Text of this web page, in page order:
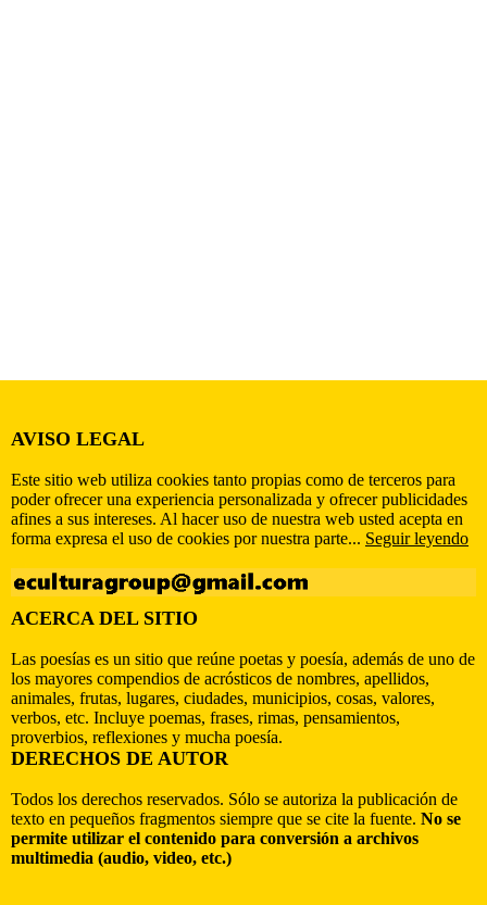
AVISO LEGAL
Este sitio web utiliza cookies tanto propias como de terceros para
poder ofrecer una experiencia personalizada y ofrecer publicidades
afines a sus intereses. Al hacer uso de nuestra web usted acepta en
forma expresa el uso de cookies por nuestra parte... Seguir leyendo
ACERCA DEL SITIO
Las poesías es un sitio que reúne poetas y poesía, además de uno de
los mayores compendios de acrósticos de nombres, apellidos,
animales, frutas, lugares, ciudades, municipios, cosas, valores,
verbos, etc. Incluye poemas, frases, rimas, pensamientos,
proverbios, reflexiones y mucha poesía.
DERECHOS DE AUTOR
Todos los derechos reservados. Sólo se autoriza la publicación de
texto en pequeños fragmentos siempre que se cite la fuente. No se
permite utilizar el contenido para conversión a archivos
multimedia (audio, video, etc.)